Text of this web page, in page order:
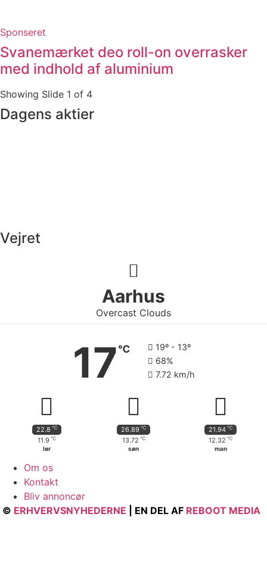
Sponseret
Svanemærket deo roll-on overrasker
med indhold af aluminium
Showing Slide 1 of 4
Dagens aktier
Vejret
Aarhus
Overcast Clouds
17 ℃
19º - 13º
68%
7.72 km/h
22.8 ℃
11.9 ℃
lør
26.89 ℃
13.72 ℃
søn
21.94 ℃
12.32 ℃
man
Om os
Kontakt
Bliv annoncør
© ERHVERVSNYHEDERNE | EN DEL AF REBOOT MEDIA